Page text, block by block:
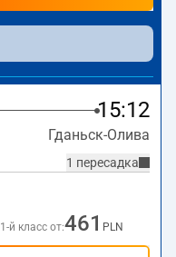
15:12
Гданьск-Олива
1 пересадка
1-й класс от:461 PLN